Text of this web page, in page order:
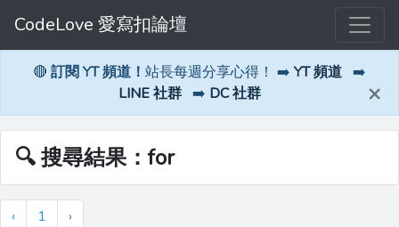
CodeLove 愛寫扣論壇
🔴 訂閱 YT 頻道！ 站長每週分享心得！ ➡️ YT 頻道 ➡️
LINE 社群 ➡️ DC 社群 ×
🔍 搜尋結果：for
‹ 1 ›